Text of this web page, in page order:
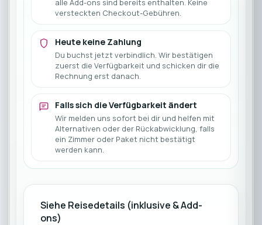
alle Add-ons sind bereits enthalten. Keine
versteckten Checkout-Gebühren.
Heute keine Zahlung
Du buchst jetzt verbindlich. Wir bestätigen
zuerst die Verfügbarkeit und schicken dir die
Rechnung erst danach.
Falls sich die Verfügbarkeit ändert
Wir melden uns sofort bei dir und helfen mit
Alternativen oder der Rückabwicklung, falls
ein Zimmer oder Paket nicht bestätigt
werden kann.
Siehe Reisedetails (inklusive & Add-
ons)